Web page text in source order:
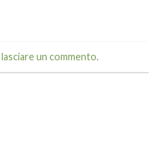
lasciare un commento.